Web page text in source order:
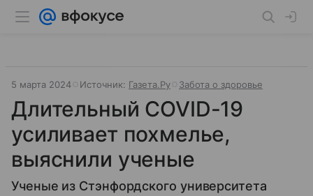
5 марта 2024 Источник: Газета.Ру Забота о здоровье
Длительный COVID-19
усиливает похмелье,
выяснили ученые
Ученые из Стэнфордского университета